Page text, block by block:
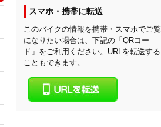
スマホ・携帯に転送
このバイクの情報を携帯・スマホでご覧
になりたい場合は、下記の「QRコー
ド」をご利用ください。URLを転送する
こともできます。